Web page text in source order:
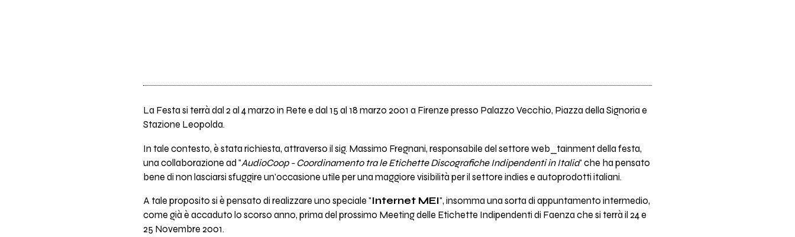
La Festa si terrà dal 2 al 4 marzo in Rete e dal 15 al 18 marzo 2001 a Firenze presso Palazzo Vecchio, Piazza della Signoria e
Stazione Leopolda.
In tale contesto, è stata richiesta, attraverso il sig. Massimo Fregnani, responsabile del settore web_tainment della festa,
una collaborazione ad "AudioCoop - Coordinamento tra le Etichette Discografiche Indipendenti in Italia" che ha pensato
bene di non lasciarsi sfuggire un'occasione utile per una maggiore visibilità per il settore indies e autoprodotti italiani.
A tale proposito si è pensato di realizzare uno speciale "Internet MEI", insomma una sorta di appuntamento intermedio,
come già è accaduto lo scorso anno, prima del prossimo Meeting delle Etichette Indipendenti di Faenza che si terrà il 24 e
25 Novembre 2001.